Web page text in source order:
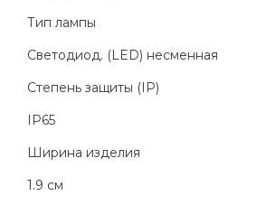
Тип лампы
Светодиод. (LED) несменная
Степень защиты (IP)
IP65
Ширина изделия
1.9 см